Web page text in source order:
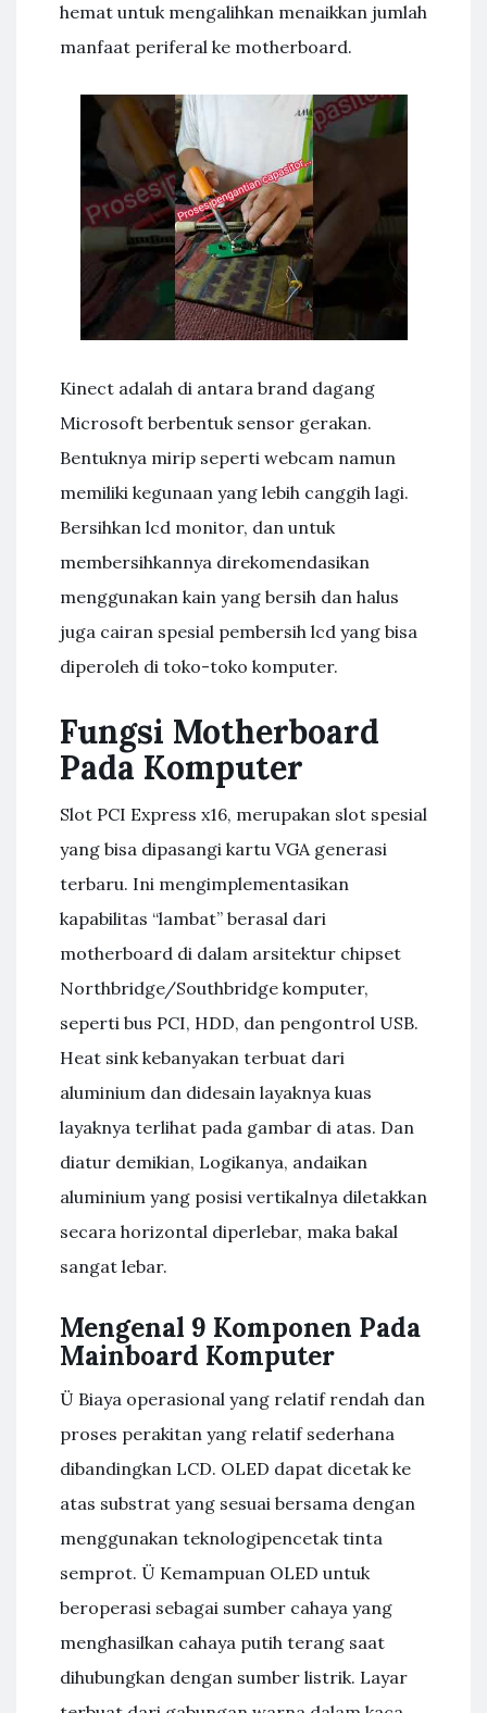
hemat untuk mengalihkan menaikkan jumlah
manfaat periferal ke motherboard.
Kinect adalah di antara brand dagang
Microsoft berbentuk sensor gerakan.
Bentuknya mirip seperti webcam namun
memiliki kegunaan yang lebih canggih lagi.
Bersihkan lcd monitor, dan untuk
membersihkannya direkomendasikan
menggunakan kain yang bersih dan halus
juga cairan spesial pembersih lcd yang bisa
diperoleh di toko-toko komputer.
Fungsi Motherboard
Pada Komputer
Slot PCI Express x16, merupakan slot spesial
yang bisa dipasangi kartu VGA generasi
terbaru. Ini mengimplementasikan
kapabilitas “lambat” berasal dari
motherboard di dalam arsitektur chipset
Northbridge/Southbridge komputer,
seperti bus PCI, HDD, dan pengontrol USB.
Heat sink kebanyakan terbuat dari
aluminium dan didesain layaknya kuas
layaknya terlihat pada gambar di atas. Dan
diatur demikian, Logikanya, andaikan
aluminium yang posisi vertikalnya diletakkan
secara horizontal diperlebar, maka bakal
sangat lebar.
Mengenal 9 Komponen Pada
Mainboard Komputer
Ü Biaya operasional yang relatif rendah dan
proses perakitan yang relatif sederhana
dibandingkan LCD. OLED dapat dicetak ke
atas substrat yang sesuai bersama dengan
menggunakan teknologipencetak tinta
semprot. Ü Kemampuan OLED untuk
beroperasi sebagai sumber cahaya yang
menghasilkan cahaya putih terang saat
dihubungkan dengan sumber listrik. Layar